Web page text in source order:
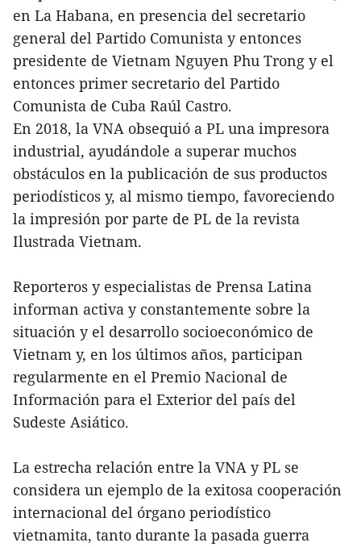
en La Habana, en presencia del secretario
general del Partido Comunista y entonces
presidente de Vietnam Nguyen Phu Trong y el
entonces primer secretario del Partido
Comunista de Cuba Raúl Castro.
En 2018, la VNA obsequió a PL una impresora
industrial, ayudándole a superar muchos
obstáculos en la publicación de sus productos
periodísticos y, al mismo tiempo, favoreciendo
la impresión por parte de PL de la revista
Ilustrada Vietnam.
Reporteros y especialistas de Prensa Latina
informan activa y constantemente sobre la
situación y el desarrollo socioeconómico de
Vietnam y, en los últimos años, participan
regularmente en el Premio Nacional de
Información para el Exterior del país del
Sudeste Asiático.
La estrecha relación entre la VNA y PL se
considera un ejemplo de la exitosa cooperación
internacional del órgano periodístico
vietnamita, tanto durante la pasada guerra